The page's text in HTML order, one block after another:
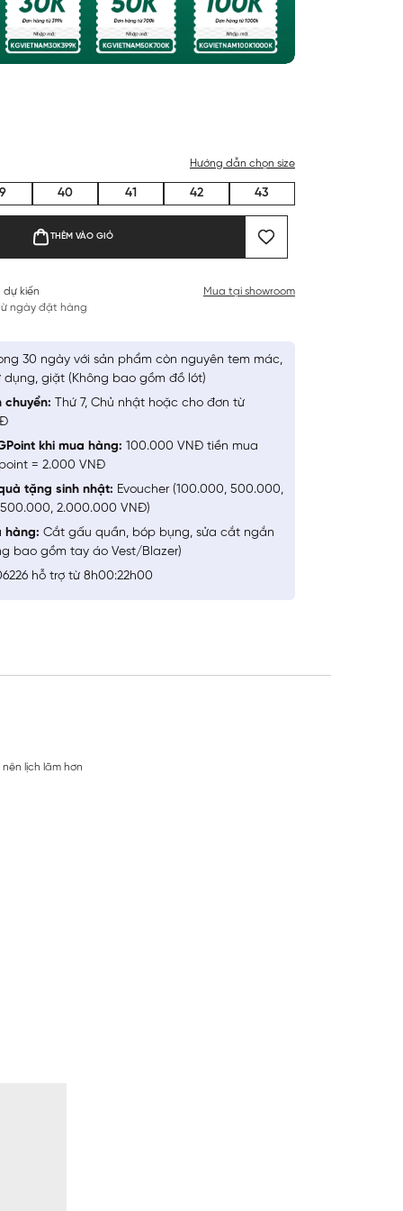
Hướng dẫn chọn size
40 41 42 43
THÊM VÀO GIỎ
dự kiến
ngày đặt hàng
Mua tại showroom
30 ngày với sản phẩm còn nguyên tem mác,
dụng, giặt (Không bao gồm đồ lót)
chuyển: Thứ 7, Chủ nhật hoặc cho đơn từ
khi mua hàng: 100.000 VNĐ tiền mua
= 2.000 VNĐ
tặng sinh nhật: Evoucher (100.000, 500.000,
2.000.000 VNĐ)
hàng: Cắt gấu quần, bóp bụng, sửa cắt ngắn
bao gồm tay áo Vest/Blazer)
hỗ trợ từ 8h00:22h00
lịch lãm hơn